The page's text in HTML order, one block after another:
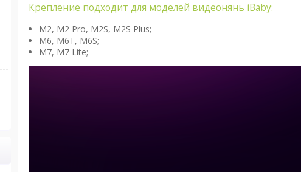
Крепление подходит для моделей видеонянь iBaby:
M2, M2 Pro, M2S, M2S Plus;
M6, M6T, M6S;
M7, M7 Lite;